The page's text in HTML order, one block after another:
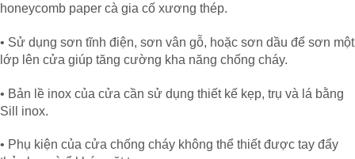
honeycomb paper cà gia cố xương thép.
• Sử dụng sơn tĩnh điện, sơn vân gỗ, hoặc sơn dầu để sơn một
lớp lên cửa giúp tăng cường kha năng chống cháy.
• Bản lề inox của cửa cần sử dụng thiết kế kẹp, trụ và lá bằng
Sill inox.
• Phụ kiện của cửa chống cháy không thể thiết được tay đẩy